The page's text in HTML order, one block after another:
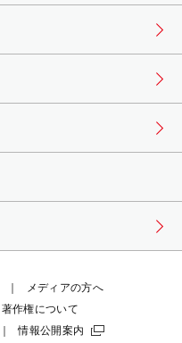
メディアの方へ
作権について
情報公開案内